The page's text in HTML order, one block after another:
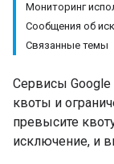
Мониторинг
Сообщения об
Связанные темы
Сервисы
квоты и
превысите
исключение, и